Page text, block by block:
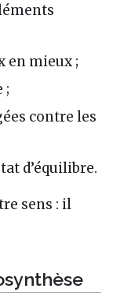
en mieux ;
;
contre les
d’équilibre.
sens : il